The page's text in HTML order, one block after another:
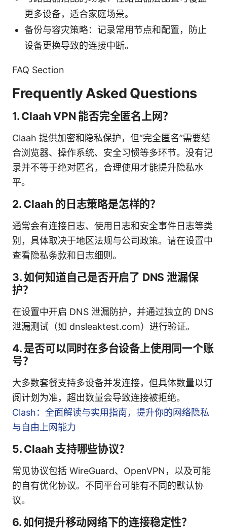
更多设备，适合家庭场景。
备份与容灾策略：记录常用节点和配置，防止
设备更换导致的连接中断。
FAQ Section
Frequently Asked Questions
1. Claah VPN 能否完全匿名上网？
Claah 提供加密和隐私保护，但“完全匿名”需要结
合浏览器、操作系统、安全习惯等多环节。没有记
录并不等于绝对匿名，合理使用才能提升隐私水
平。
2. Claah 的日志策略是怎样的？
通常会有连接日志、使用日志和安全事件日志等类
别，具体取决于地区法规与公司政策。请在设置中
查看隐私条款和日志细则。
3. 如何知道自己是否开启了 DNS 泄漏保
护？
在设置中开启 DNS 泄漏防护，并通过独立的 DNS
泄漏测试（如 dnsleaktest.com）进行验证。
4. 是否可以同时在多台设备上使用同一个账
号？
大多数套餐支持多设备并发连接，但具体数量以订
阅计划为准，超出数量会导致连接被拒绝。
Clash：全面解读与实用指南，提升你的网络隐私
与自由上网能力
5. Claah 支持哪些协议？
常见协议包括 WireGuard、OpenVPN，以及可能
的自有优化协议。不同平台可能有不同的默认协
议。
6. 如何提升移动网络下的连接稳定性？